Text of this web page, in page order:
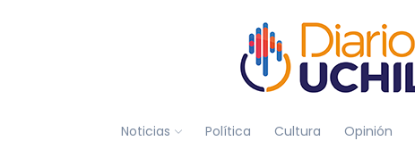
Noticias Política Cultura Opinión